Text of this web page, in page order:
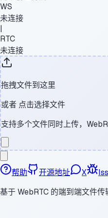
WS
未连接
|
RTC
未连接
拖拽文件到这里
或者 点击选择文件
支持多个文件同时上传，
帮助 开源地址 X
基于 WebRTC 的端到端文件传